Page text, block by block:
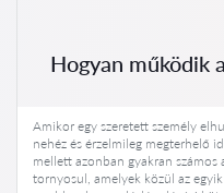
Hogyan működik
Amikor egy szeretett személy
nehéz és érzelmileg megterhelő
mellett azonban gyakran
tornyosul, amelyek közül az